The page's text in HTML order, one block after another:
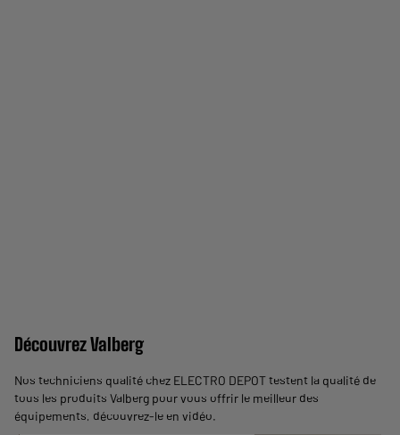
Découvrez Valberg
Nos techniciens qualité chez ELECTRO DEPOT testent la qualité de
tous les produits Valberg pour vous offrir le meilleur des
équipements, découvrez-le en vidéo.